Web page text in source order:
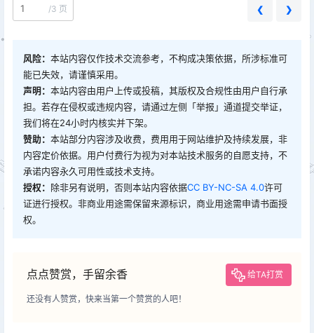
/3 页 ❮ ❯
风险： 本站内容仅作技术交流参考，不构成决策依据，所涉标准可
能已失效，请谨慎采用。
声明： 本站内容由用户上传或投稿，其版权及合规性由用户自行承
担。若存在侵权或违规内容，请通过左侧「举报」通道提交举证，
我们将在24小时内核实并下架。
赞助： 本站部分内容涉及收费，费用用于网站维护及持续发展，非
内容定价依据。用户付费行为视为对本站技术服务的自愿支持，不
承诺内容永久可用性或技术支持。
授权： 除非另有说明，否则本站内容依据CC BY-NC-SA 4.0许可
证进行授权。非商业用途需保留来源标识，商业用途需申请书面授
权。
点点赞赏，手留余香 给TA打赏
还没有人赞赏，快来当第一个赞赏的人吧！